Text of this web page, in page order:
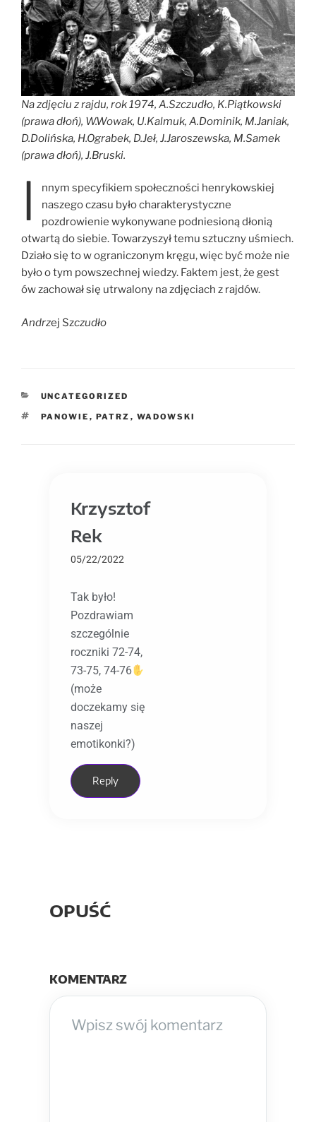
Na zdjęciu z rajdu, rok 1974, A.Szczudło, K.Piątkowski
(prawa dłoń), W.Wowak, U.Kalmuk, A.Dominik, M.Janiak,
D.Dolińska, H.Ograbek, D.Jeł, J.Jaroszewska, M.Samek
(prawa dłoń), J.Bruski.
I
nnym specyfikiem społeczności henrykowskiej
naszego czasu było charakterystyczne
pozdrowienie wykonywane podniesioną dłonią
otwartą do siebie. Towarzyszył temu sztuczny uśmiech.
Działo się to w ograniczonym kręgu, więc być może nie
było o tym powszechnej wiedzy. Faktem jest, że gest
ów zachował się utrwalony na zdjęciach z rajdów.
Andrzej Szczudło
UNCATEGORIZED
PANOWIE , PATRZ , WADOWSKI
Krzysztof
Rek
05/22/2022
Tak było!
Pozdrawiam
szczególnie
roczniki 72-74,
73-75, 74-76
(może
doczekamy się
naszej
emotikonki?)
Reply
OPUŚĆ
KOMENTARZ